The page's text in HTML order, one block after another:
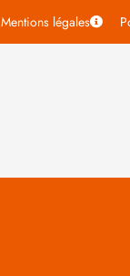
Mentions légales